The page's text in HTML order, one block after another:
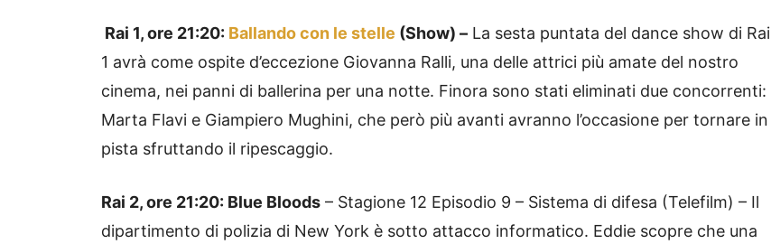
Rai 1, ore 21:20: Ballando con le stelle (Show) – La sesta puntata del dance show di Rai
1 avrà come ospite d’eccezione Giovanna Ralli, una delle attrici più amate del nostro
cinema, nei panni di ballerina per una notte. Finora sono stati eliminati due concorrenti:
Marta Flavi e Giampiero Mughini, che però più avanti avranno l’occasione per tornare in
pista sfruttando il ripescaggio.
Rai 2, ore 21:20: Blue Bloods – Stagione 12 Episodio 9 – Sistema di difesa (Telefilm) – Il
dipartimento di polizia di New York è sotto attacco informatico. Eddie scopre che una